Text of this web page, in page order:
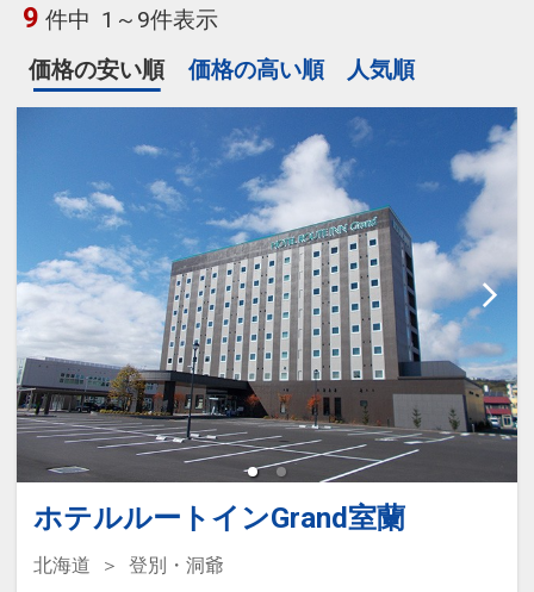
9 件中 1～9件表示
価格の安い順
価格の高い順 人気順
ホテルルートインGrand室蘭
北海道
登別・洞爺